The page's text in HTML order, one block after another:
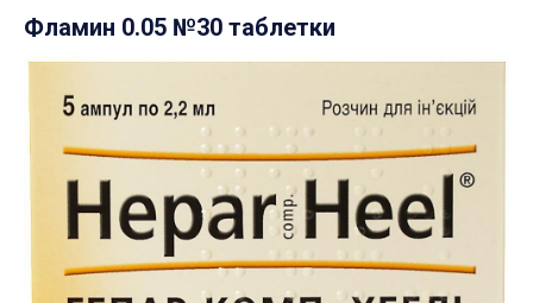
Фламин 0.05 №30 таблетки